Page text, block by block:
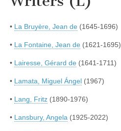
• La Bruyère, Jean de (1645-1696)
• La Fontaine, Jean de (1621-1695)
• Lairesse, Gérard de (1641-1711)
• Lamata, Miguel Ángel (1967)
• Lang, Fritz (1890-1976)
• Lansbury, Angela (1925-2022)